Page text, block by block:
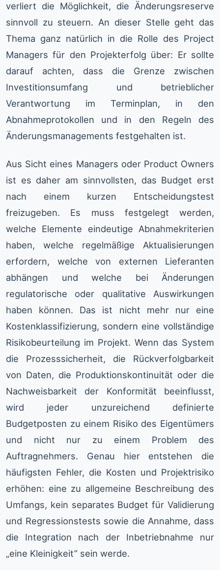
verliert die Möglichkeit, die Änderungsreserve
sinnvoll zu steuern. An dieser Stelle geht das
Thema ganz natürlich in die Rolle des Project
Managers für den Projekterfolg über: Er sollte
darauf achten, dass die Grenze zwischen
Investitionsumfang und betrieblicher
Verantwortung im Terminplan, in den
Abnahmeprotokollen und in den Regeln des
Änderungsmanagements festgehalten ist.
Aus Sicht eines Managers oder Product Owners
ist es daher am sinnvollsten, das Budget erst
nach einem kurzen Entscheidungstest
freizugeben. Es muss festgelegt werden,
welche Elemente eindeutige Abnahmekriterien
haben, welche regelmäßige Aktualisierungen
erfordern, welche von externen Lieferanten
abhängen und welche bei Änderungen
regulatorische oder qualitative Auswirkungen
haben können. Das ist nicht mehr nur eine
Kostenklassifizierung, sondern eine vollständige
Risikobeurteilung im Projekt. Wenn das System
die Prozesssicherheit, die Rückverfolgbarkeit
von Daten, die Produktionskontinuität oder die
Nachweisbarkeit der Konformität beeinflusst,
wird jeder unzureichend definierte
Budgetposten zu einem Risiko des Eigentümers
und nicht nur zu einem Problem des
Auftragnehmers. Genau hier entstehen die
häufigsten Fehler, die Kosten und Projektrisiko
erhöhen: eine zu allgemeine Beschreibung des
Umfangs, kein separates Budget für Validierung
und Regressionstests sowie die Annahme, dass
die Integration nach der Inbetriebnahme nur
„eine Kleinigkeit” sein werde.